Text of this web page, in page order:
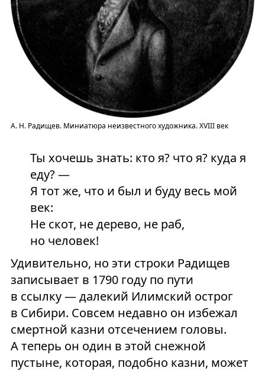
А. Н. Радищев. Миниатюра неизвестного художника. XVIII век
Ты хочешь знать: кто я? что я? куда я
еду? —
Я тот же, что и был и буду весь мой
век:
Не скот, не дерево, не раб,
но человек!
Удивительно, но эти строки Радищев
записывает в 1790 году по пути
в ссылку — далекий Илимский острог
в Сибири. Совсем недавно он избежал
смертной казни отсечением головы.
А теперь он один в этой снежной
пустыне, которая, подобно казни, может